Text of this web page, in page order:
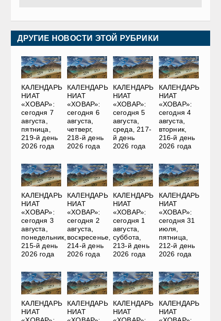
ДРУГИЕ НОВОСТИ ЭТОЙ РУБРИКИ
КАЛЕНДАРЬ
НИАТ
«ХОВАР»:
сегодня 7
августа,
пятница,
219-й день
2026 года
КАЛЕНДАРЬ
НИАТ
«ХОВАР»:
сегодня 6
августа,
четверг,
218-й день
2026 года
КАЛЕНДАРЬ
НИАТ
«ХОВАР»:
сегодня 5
августа,
среда, 217-
й день
2026 года
КАЛЕНДАРЬ
НИАТ
«ХОВАР»:
сегодня 4
августа,
вторник,
216-й день
2026 года
КАЛЕНДАРЬ
НИАТ
«ХОВАР»:
сегодня 3
августа,
понедельник,
215-й день
2026 года
КАЛЕНДАРЬ
НИАТ
«ХОВАР»:
сегодня 2
августа,
воскресенье,
214-й день
2026 года
КАЛЕНДАРЬ
НИАТ
«ХОВАР»:
сегодня 1
августа,
суббота,
213-й день
2026 года
КАЛЕНДАРЬ
НИАТ
«ХОВАР»:
сегодня 31
июля,
пятница,
212-й день
2026 года
КАЛЕНДАРЬ
НИАТ
КАЛЕНДАРЬ
НИАТ
КАЛЕНДАРЬ
НИАТ
КАЛЕНДАРЬ
НИАТ